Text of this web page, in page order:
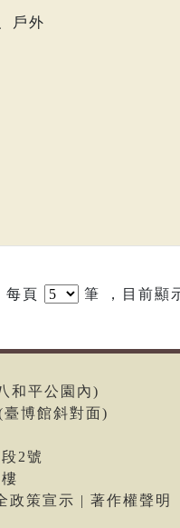
戶外
每頁 筆 ，目前顯
和平公園內)
博館斜對面)
2號
政策宣示 | 著作權聲明